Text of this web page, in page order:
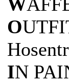
O
IN